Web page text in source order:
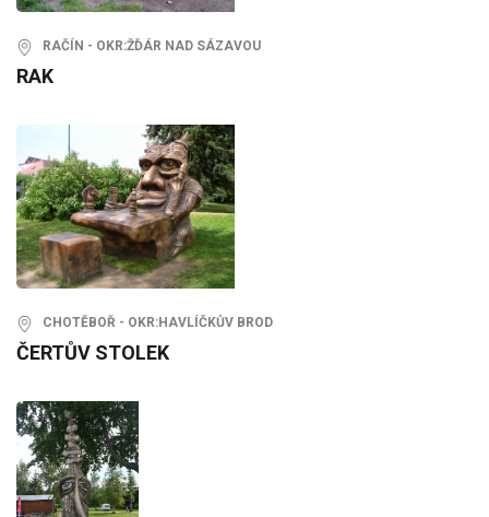
RAČÍN - OKR:ŽĎÁR NAD SÁZAVOU
RAK
CHOTĚBOŘ - OKR:HAVLÍČKŮV BROD
ČERTŮV STOLEK